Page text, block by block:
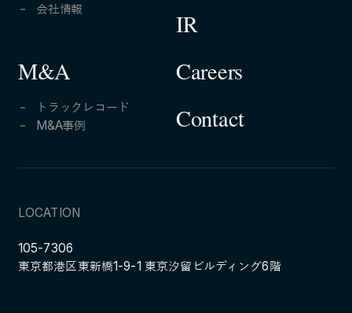
会社情報
M&A
トラックレコード
M&A事例
IR
Careers
Contact
LOCATION
105-7306
東京都港区東新橋1-9-1 東京汐留ビルディング6階